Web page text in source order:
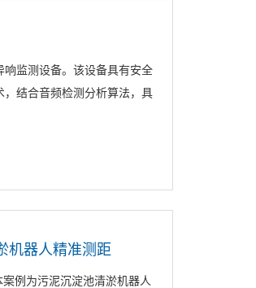
监测设备。该设备具有安全
结合音频检测分析算法，具
机器人精准测距
例为污泥沉淀池清淤机器人